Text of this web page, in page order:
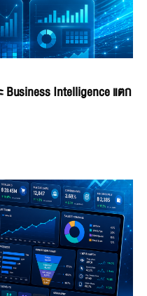
Business Intelligence แตก